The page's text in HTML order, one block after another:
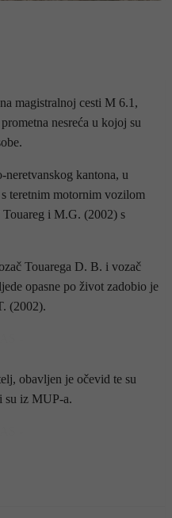
magistralnoj cesti M 6.1,
nesreća u kojoj su
kantona, u
teretnim motornim vozilom
i M.G. (2002) s
Touarega D. B. i vozač
opasne po život zadobio je
(2002).
obavljen je očevid te su
su iz MUP-a.